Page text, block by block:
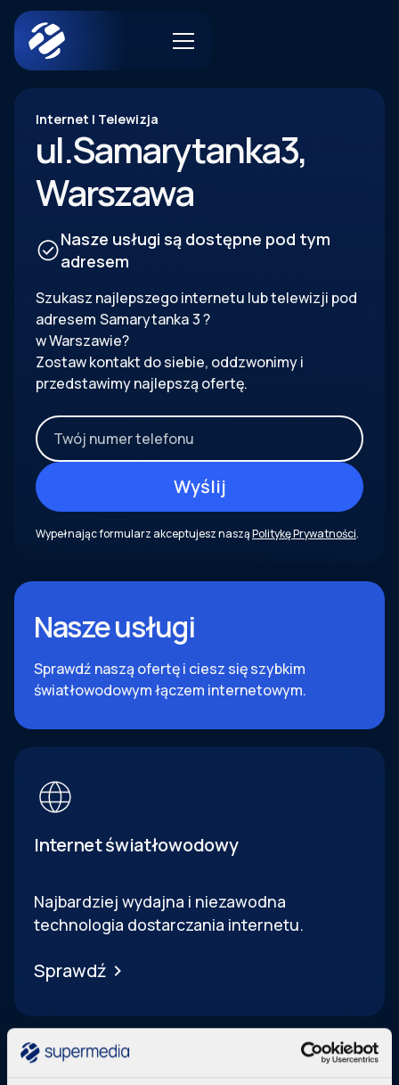
Internet | Telewizja
ul.Samarytanka3,
Warszawa
Nasze usługi są dostępne pod tym
adresem
Szukasz najlepszego internetu lub telewizji pod
adresem Samarytanka3?
w Warszawie?
Zostaw kontakt do siebie, oddzwonimy i
przedstawimy najlepszą ofertę.
Wypełnając formularz akceptujesz nasząPolitykę Prywatności.
Nasze usługi
Sprawdź naszą ofertę i ciesz się szybkim
światłowodowym łączem internetowym.
Internet światłowodowy
Najbardziej wydajna i niezawodna
technologia dostarczania internetu.
Sprawdź